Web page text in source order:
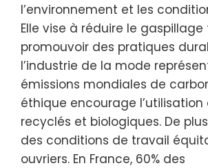
l’environnement et les
Elle vise à réduire le
promouvoir des pratiques
l’industrie de la mode
émissions mondiales de
éthique encourage
recyclés et biologiques. De
des conditions de travail
ouvriers. En France, 60% des